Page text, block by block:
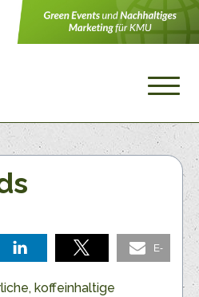
teilen teilen
E-
koffeinhaltige